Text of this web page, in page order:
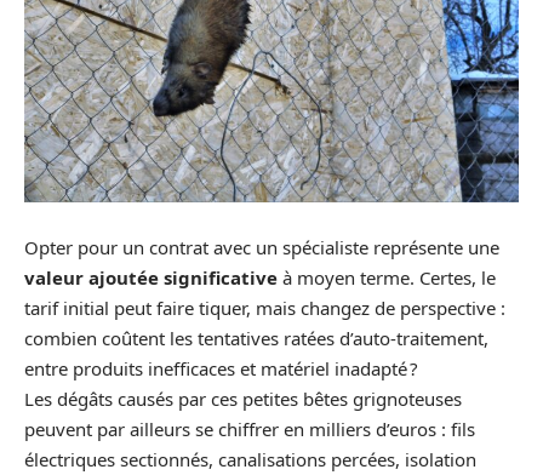
Opter pour un contrat avec un spécialiste représente une
valeur ajoutée significative à moyen terme. Certes, le
tarif initial peut faire tiquer, mais changez de perspective :
combien coûtent les tentatives ratées d’auto-traitement,
entre produits inefficaces et matériel inadapté ?
Les dégâts causés par ces petites bêtes grignoteuses
peuvent par ailleurs se chiffrer en milliers d’euros : fils
électriques sectionnés, canalisations percées, isolation